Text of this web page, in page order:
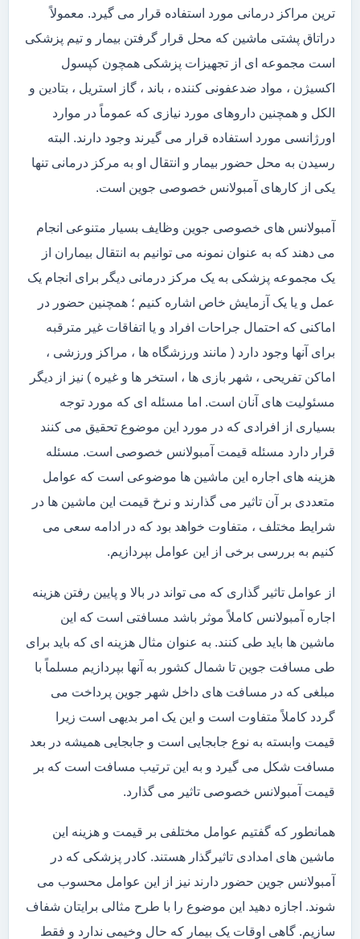
ترین مراکز درمانی مورد استفاده قرار می گیرد. معمولاً
دراتاق پشتی ماشین که محل قرار گرفتن بیمار و تیم پزشکی
است مجموعه ای از تجهیزات پزشکی همچون کپسول
اکسیژن ، مواد ضدعفونی کننده ، باند ، گاز استریل ، بتادین و
الکل و همچنین داروهای مورد نیازی که عموماً در موارد
اورژانسی مورد استفاده قرار می گیرند وجود دارند. البته
رسیدن به محل حضور بیمار و انتقال او به مرکز درمانی تنها
یکی از کارهای آمبولانس خصوصی جوین است.
آمبولانس های خصوصی جوین وظایف بسیار متنوعی انجام
می دهند که به عنوان نمونه می توانیم به انتقال بیماران از
یک مجموعه پزشکی به یک مرکز درمانی دیگر برای انجام یک
عمل و یا یک آزمایش خاص اشاره کنیم ؛ همچنین حضور در
اماکنی که احتمال جراحات افراد و یا اتفاقات غیر مترقبه
برای آنها وجود دارد ( مانند ورزشگاه ها ، مراکز ورزشی ،
اماکن تفریحی ، شهر بازی ها ، استخر ها و غیره ) نیز از دیگر
مسئولیت های آنان است. اما مسئله ای که مورد توجه
بسیاری از افرادی که در مورد این موضوع تحقیق می کنند
قرار دارد مسئله قیمت آمبولانس خصوصی است. مسئله
هزینه های اجاره این ماشین ها موضوعی است که عوامل
متعددی بر آن تاثیر می گذارند و نرخ قیمت این ماشین ها در
شرایط مختلف ، متفاوت خواهد بود که در ادامه سعی می
کنیم به بررسی برخی از این عوامل بپردازیم.
از عوامل تاثیر گذاری که می تواند در بالا و پایین رفتن هزینه
اجاره آمبولانس کاملاً موثر باشد مسافتی است که این
ماشین ها باید طی کنند. به عنوان مثال هزینه ای که باید برای
طی مسافت جوین تا شمال کشور به آنها بپردازیم مسلماً با
مبلغی که در مسافت های داخل شهر جوین پرداخت می
گردد کاملاً متفاوت است و این یک امر بدیهی است زیرا
قیمت وابسته به نوع جابجایی است و جابجایی همیشه در بعد
مسافت شکل می گیرد و به این ترتیب مسافت است که بر
قیمت آمبولانس خصوصی تاثیر می گذارد.
همانطور که گفتیم عوامل مختلفی بر قیمت و هزینه این
ماشین های امدادی تاثیرگذار هستند. کادر پزشکی که در
آمبولانس جوین حضور دارند نیز از این عوامل محسوب می
شوند. اجازه دهید این موضوع را با طرح مثالی برایتان شفاف
سازیم. گاهی اوقات یک بیمار که حال وخیمی ندارد و فقط